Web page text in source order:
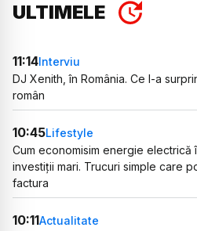
ULTIMELE
11:14Interviu
DJ Xenith, în România. Ce l-a
român
10:45Lifestyle
Cum economisim energie electrică
investiții mari. Trucuri simple care
factura
10:11Actualitate